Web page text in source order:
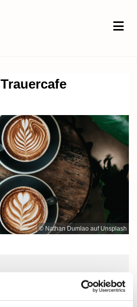
© Nathan Dumlao auf Unsplash
Februar 2027, 15:00 -